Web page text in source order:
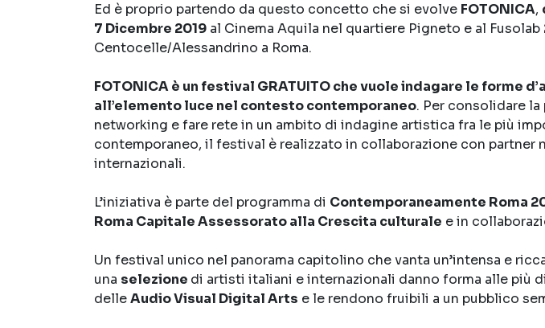
Ed è proprio partendo da questo concetto che si evolve FOTONICA,
7 Dicembre 2019 al Cinema Aquila nel quartiere Pigneto e al Fusolab
Centocelle/Alessandrino a Roma.
FOTONICA è un festival GRATUITO che vuole indagare le forme
all’elemento luce nel contesto contemporaneo. Per consolidare la
networking e fare rete in un ambito di indagine artistica fra le più
contemporaneo, il festival è realizzato in collaborazione con partner
internazionali.
L’iniziativa è parte del programma di Contemporaneamente Roma
Roma Capitale Assessorato alla Crescita culturale e in
Un festival unico nel panorama capitolino che vanta un’intensa e
una selezione di artisti italiani e internazionali danno forma alle più
delleAudio Visual Digital Arts e le rendono fruibili a un pubblico